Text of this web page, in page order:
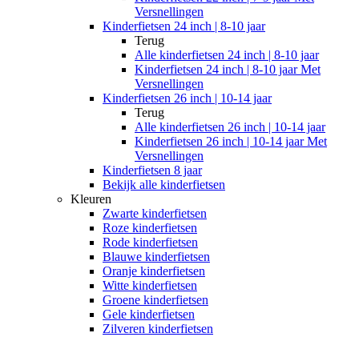
Versnellingen
Kinderfietsen 24 inch | 8-10 jaar
Terug
Alle kinderfietsen 24 inch | 8-10 jaar
Kinderfietsen 24 inch | 8-10 jaar Met
Versnellingen
Kinderfietsen 26 inch | 10-14 jaar
Terug
Alle kinderfietsen 26 inch | 10-14 jaar
Kinderfietsen 26 inch | 10-14 jaar Met
Versnellingen
Kinderfietsen 8 jaar
Bekijk alle kinderfietsen
Kleuren
Zwarte kinderfietsen
Roze kinderfietsen
Rode kinderfietsen
Blauwe kinderfietsen
Oranje kinderfietsen
Witte kinderfietsen
Groene kinderfietsen
Gele kinderfietsen
Zilveren kinderfietsen